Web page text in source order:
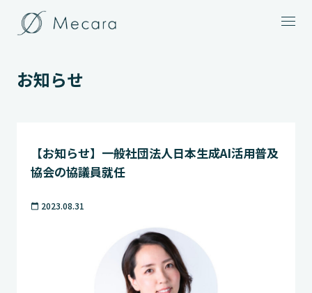
お知らせ
【お知らせ】一般社団法人日本生成AI活用普及
協会の協議員就任
calendar_today 2023.08.31